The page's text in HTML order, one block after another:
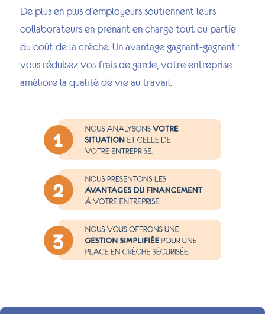
De plus en plus d’employeurs soutiennent leurs
collaborateurs en prenant en charge tout ou partie
du coût de la crèche. Un avantage gagnant-gagnant :
vous réduisez vos frais de garde, votre entreprise
améliore la qualité de vie au travail.